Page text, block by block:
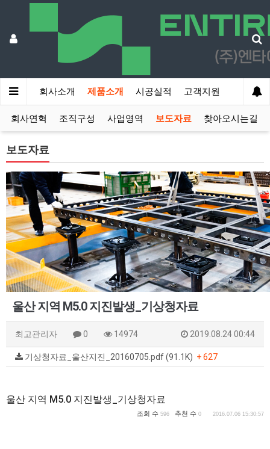
회사소개 제품소개 시공실적 고객지원
회사연혁 조직구성 사업영역 보도자료 찾아오시는길
보도자료
울산 지역 M5.0 지진발생_기상청자료
최고관리자 0 14974 2019.08.24 00:44
기상청자료_울산지진_20160705.pdf (91.1K) + 627
울산 지역 M5.0 지진발생_기상청자료
조회 수 596 추천 수 0 2016.07.06 15:30:57